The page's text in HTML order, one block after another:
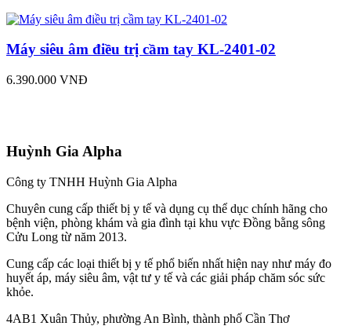
Máy siêu âm điều trị cầm tay KL-2401-02
6.390.000 VNĐ
Huỳnh Gia Alpha
Công ty TNHH Huỳnh Gia Alpha
Chuyên cung cấp thiết bị y tế và dụng cụ thể dục chính hãng cho
bệnh viện, phòng khám và gia đình tại khu vực Đồng bằng sông
Cửu Long từ năm 2013.
Cung cấp các loại thiết bị y tế phổ biến nhất hiện nay như máy đo
huyết áp, máy siêu âm, vật tư y tế và các giải pháp chăm sóc sức
khỏe.
4AB1 Xuân Thủy, phường An Bình, thành phố Cần Thơ